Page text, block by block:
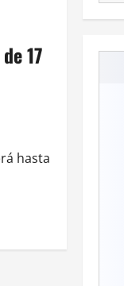
17
hasta